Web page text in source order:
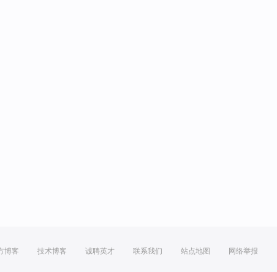
博客 技术博客 诚聘英才 联系我们 站点地图 网络举报